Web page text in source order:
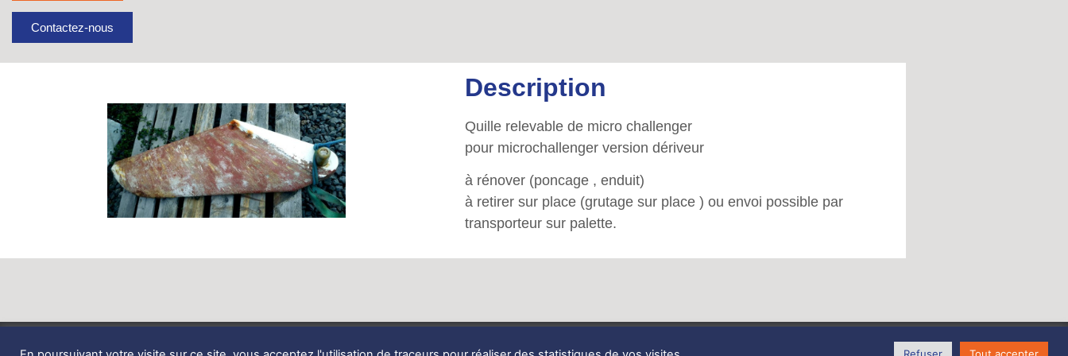
Contactez-nous
Description
Quille relevable de micro challenger
pour microchallenger version dériveur
à rénover (poncage , enduit)
à retirer sur place (grutage sur place ) ou envoi possible par
transporteur sur palette.